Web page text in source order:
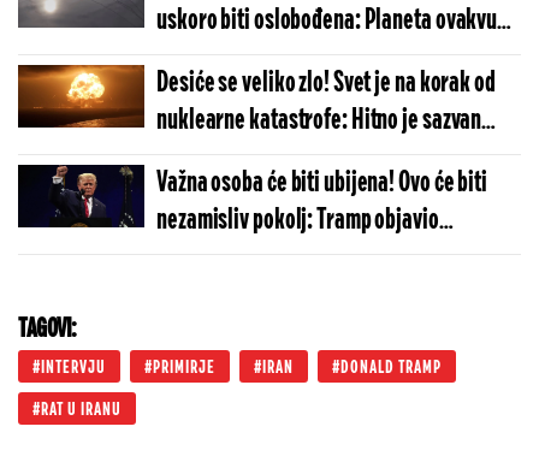
uskoro biti oslobođena: Planeta ovakvu
odmazdu još nije videla
Desiće se veliko zlo! Svet je na korak od
nuklearne katastrofe: Hitno je sazvan
sastanak, neće se dobro završiti
Važna osoba će biti ubijena! Ovo će biti
nezamisliv pokolj: Tramp objavio
stravične vesti, ceo državni vrh je u
TAGOVI:
INTERVJU PRIMIRJE IRAN DONALD TRAMP
RAT U IRANU